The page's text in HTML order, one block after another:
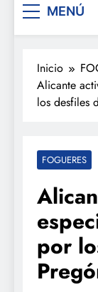
MENÚ
Inicio
Alicante
los desfiles
FOGUERES
por